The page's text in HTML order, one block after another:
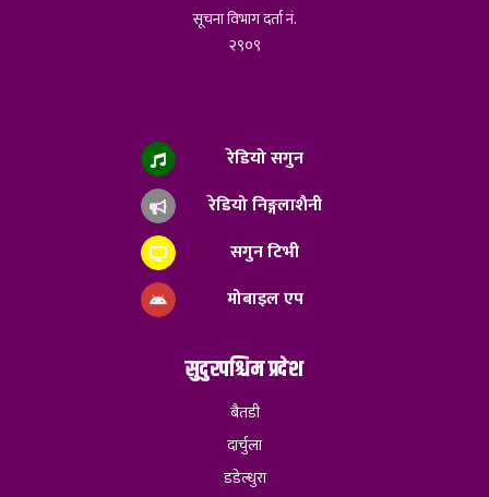
सूचना विभाग दर्ता नं.
२९०९
रेडियो सगुन
रेडियो निङ्गलाशैनी
सगुन टिभी
मोबाइल एप
सुदुरपश्चिम प्रदेश
बैतडी
दार्चुला
डडेल्धुरा